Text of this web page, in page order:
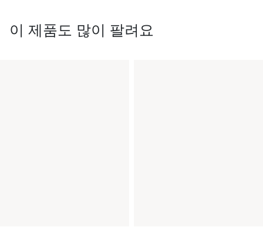
이 제품도 많이 팔려요